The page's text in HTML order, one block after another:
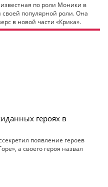
по роли Моники в
своей популярной роли. Она
в новой части «Крика».
героях в
появление героев
а своего героя назвал